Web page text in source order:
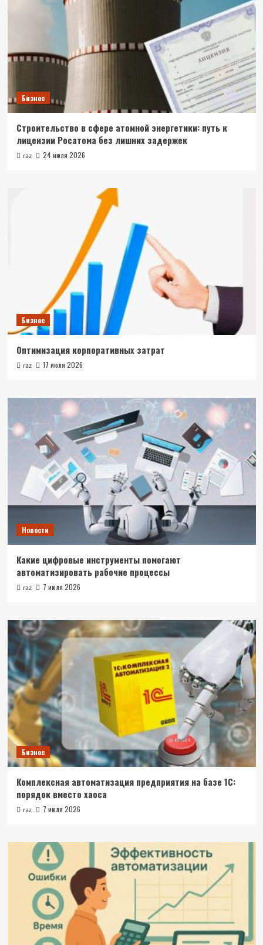
Бизнес
Строительство в сфере атомной энергетики: путь к
лицензии Росатома без лишних задержек
raz 24 июля 2026
Бизнес
Оптимизация корпоративных затрат
raz 17 июля 2026
Новости
Какие цифровые инструменты помогают
автоматизировать рабочие процессы
raz 7 июля 2026
Бизнес
Комплексная автоматизация предприятия на базе 1С:
порядок вместо хаоса
raz 7 июля 2026